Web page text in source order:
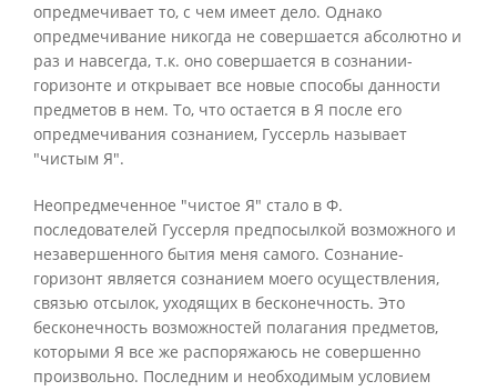
опредмечивает то, с чем имеет дело. Однако
опредмечивание никогда не совершается абсолютно и
раз и навсегда, т.к. оно совершается в сознании-
горизонте и открывает все новые способы данности
предметов в нем. То, что остается в Я после его
опредмечивания сознанием, Гуссерль называет
"чистым Я".
Неопредмеченное "чистое Я" стало в Ф.
последователей Гуссерля предпосылкой возможного и
незавершенного бытия меня самого. Сознание-
горизонт является сознанием моего осуществления,
связью отсылок, уходящих в бесконечность. Это
бесконечность возможностей полагания предметов,
которыми Я все же распоряжаюсь не совершенно
произвольно. Последним и необходимым условием